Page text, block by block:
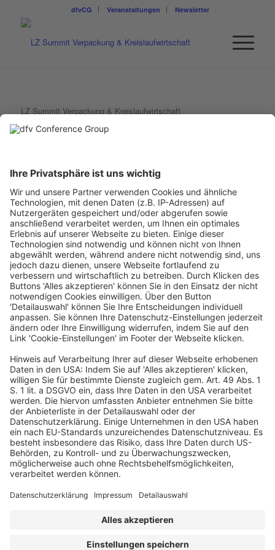
dfvCG Veranstaltungen Newsletter
LZ Summit Verpackung & Kreislaufwirtschaft
MEDIENPARTNER
GREEN.WORKS – GROW
NOW
JETZT ANMELDEN UND ERLEBEN
Ein Business-Event von:
© dfv Conference Group GmbH